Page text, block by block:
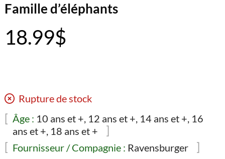
Famille d’éléphants
18.99$
Rupture de stock
Âge : 10 ans et +, 12 ans et +, 14 ans et +, 16
ans et +, 18 ans et +
Fournisseur / Compagnie : Ravensburger